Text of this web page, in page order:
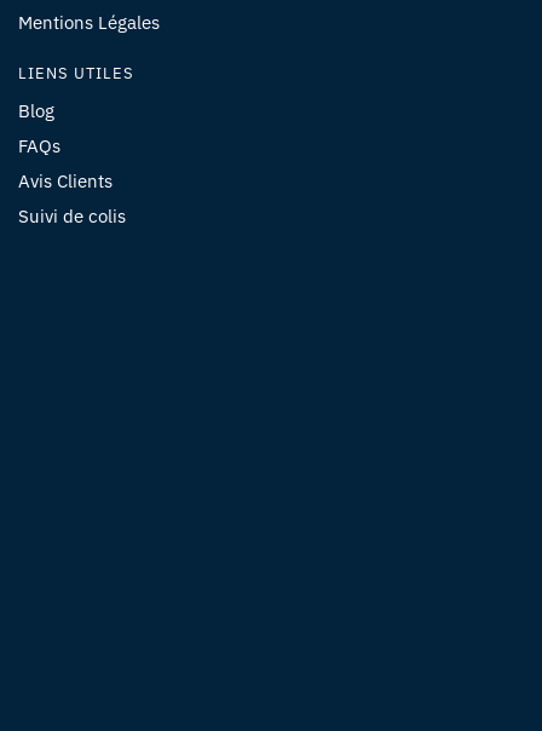
Mentions Légales
LIENS UTILES
Blog
FAQs
Avis Clients
Suivi de colis